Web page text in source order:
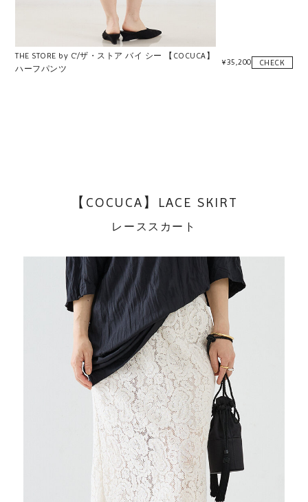
THE STORE by C'/ザ・ストア バイ シー 【COCUCA】
ハーフパンツ
¥35,200 CHECK
【COCUCA】LACE SKIRT
レーススカート